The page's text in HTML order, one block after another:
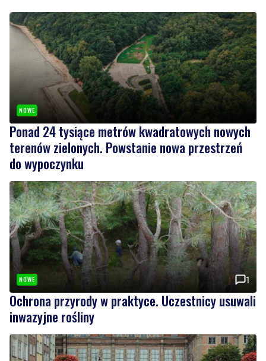
NOWE
Ponad 24 tysiące metrów kwadratowych nowych
terenów zielonych. Powstanie nowa przestrzeń
do wypoczynku
NOWE 1
Ochrona przyrody w praktyce. Uczestnicy usuwali
inwazyjne rośliny